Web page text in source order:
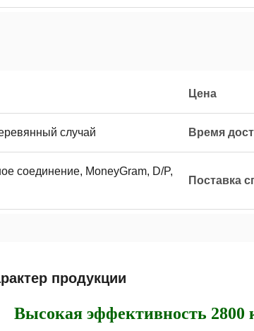
Цена
случай Время
соединение, MoneyGram, D/P,
Поставка
продукции
Высокая эффективность 2800